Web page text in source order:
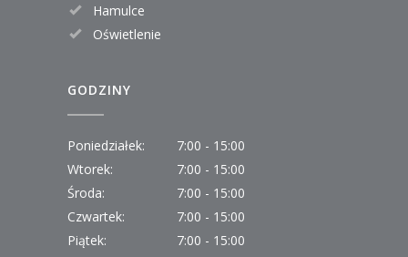
Hamulce
Oświetlenie
GODZINY
Poniedziałek:
7:00 - 15:00
Wtorek:
7:00 - 15:00
Środa:
7:00 - 15:00
Czwartek:
7:00 - 15:00
Piątek:
7:00 - 15:00